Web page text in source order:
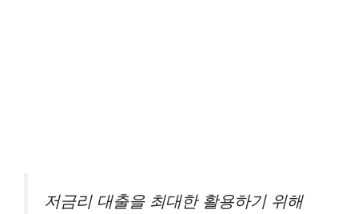
저금리 대출을 최대한 활용하기 위해